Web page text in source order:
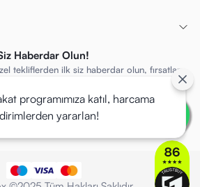
Haberdar Olun!
tekliflerden ilk siz haberdar olun, fırsatları
programımıza katıl, harcama
yararlan!